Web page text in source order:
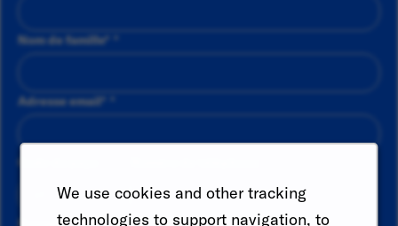
We use cookies and other tracking
technologies to support navigation, to
Nom de famille*
Adresse email*